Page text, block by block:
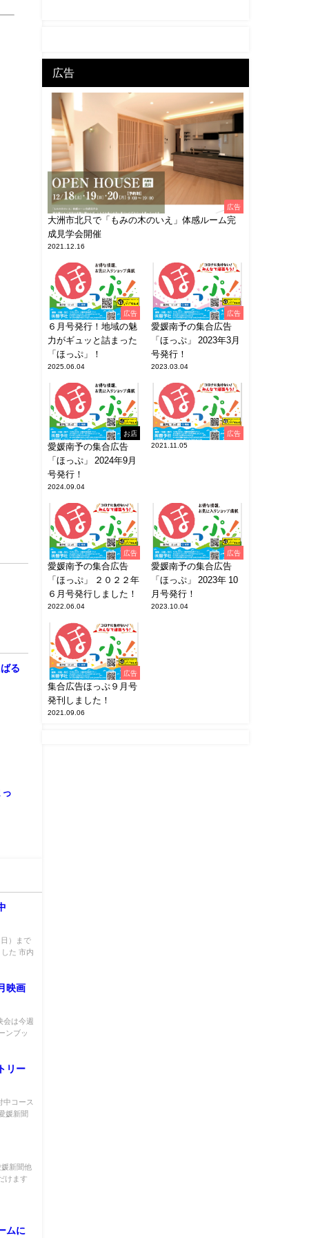
る
）まで
た 市内
映画
会は今週
ンブッ
リー
中コース
媛新聞
新聞他
けます
ムに
広告
広告
大洲市北只で「もみの木のいえ」体感ルーム完
成見学会開催
2021.12.16
広告
６月号発行！地域の魅
力がギュッと詰まった
「ほっぷ」！
2025.06.04
広告
愛媛南予の集合広告
「ほっぷ」 2023年3月
号発行！
2023.03.04
お店
愛媛南予の集合広告
「ほっぷ」 2024年9月
号発行！
2024.09.04
広告
2021.11.05
広告
愛媛南予の集合広告
「ほっぷ」 ２０２２年
６月号発行しました！
2022.06.04
広告
愛媛南予の集合広告
「ほっぷ」 2023年 10
月号発行！
2023.10.04
広告
集合広告ほっぷ９月号
発刊しました！
2021.09.06